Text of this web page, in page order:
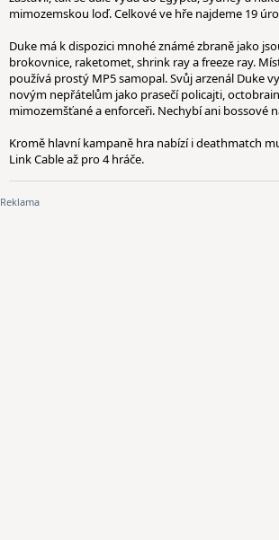
mimozemskou loď. Celkové ve hře najdeme 19
Duke má k dispozici mnohé známé zbraně jako
brokovnice, raketomet, shrink ray a freeze ray.
používá prostý MP5 samopal. Svůj arzenál Duke
novým nepřátelům jako prasečí policajti,
mimozemšťané a enforceři. Nechybí ani bossové
Kromě hlavní kampaně hra nabízí i deathmatch
Link Cable až pro 4 hráče.